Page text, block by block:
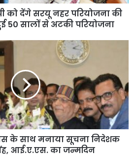
को देंगे सरयू नहर परियोजना की
50 सालों से अटकी परियोजना
के साथ मनाया सूचना निदेशक
आई.ए.एस. का जन्मदिन